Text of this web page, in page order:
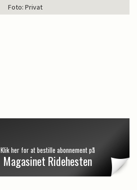
Foto: Privat
Klik her for at bestille abonnement på
Magasinet Ridehesten